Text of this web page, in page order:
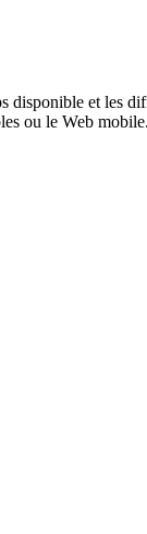
et les
ou le Web mobile.